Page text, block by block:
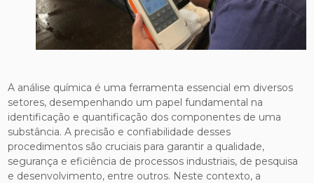
A análise química é uma ferramenta essencial em diversos
setores, desempenhando um papel fundamental na
identificação e quantificação dos componentes de uma
substância. A precisão e confiabilidade desses
procedimentos são cruciais para garantir a qualidade,
segurança e eficiência de processos industriais, de pesquisa
e desenvolvimento, entre outros. Neste contexto, a